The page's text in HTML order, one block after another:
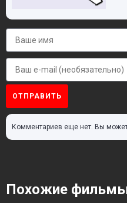
ОТПРАВИТЬ
Комментариев еще нет. Вы
Похожие